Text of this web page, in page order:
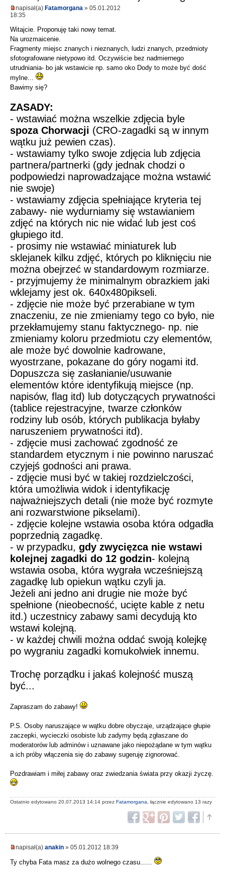
napisał(a) Fatamorgana » 05.01.2012
18:35
Witajcie. Proponuję taki nowy temat.
Na urozmaicenie.
Fragmenty miejsc znanych i nieznanych, ludzi znanych, przedmioty
sfotografowane nietypowo itd. Oczywiście bez nadmiernego
utrudniania- bo jak wstawicie np. samo oko Dody to może być dość
mylne...
Bawimy się?
ZASADY:
- wstawiać można wszelkie zdjęcia byle
spoza Chorwacji (CRO-zagadki są w innym
wątku już pewien czas).
- wstawiamy tylko swoje zdjęcia lub zdjęcia
partnera/partnerki (gdy jednak chodzi o
podpowiedzi naprowadzające można wstawić
nie swoje)
- wstawiamy zdjęcia spełniające kryteria tej
zabawy- nie wydurniamy się wstawianiem
zdjęć na których nic nie widać lub jest coś
głupiego itd.
- prosimy nie wstawiać miniaturek lub
sklejanek kilku zdjęć, których po kliknięciu nie
można obejrzeć w standardowym rozmiarze.
- przyjmujemy że minimalnym obrazkiem jaki
wklejamy jest ok. 640x480pikseli.
- zdjęcie nie może być przerabiane w tym
znaczeniu, ze nie zmieniamy tego co było, nie
przekłamujemy stanu faktycznego- np. nie
zmieniamy koloru przedmiotu czy elementów,
ale może być dowolnie kadrowane,
wyostrzane, pokazane do góry nogami itd.
Dopuszcza się zasłanianie/usuwanie
elementów które identyfikują miejsce (np.
napisów, flag itd) lub dotyczących prywatności
(tablice rejestracyjne, twarze członków
rodziny lub osób, których publikacja byłaby
naruszeniem prywatności itd).
- zdjęcie musi zachować zgodność ze
standardem etycznym i nie powinno naruszać
czyjejś godności ani prawa.
- zdjęcie musi być w takiej rozdzielczości,
która umożliwia widok i identyfikację
najważniejszych detali (nie może być rozmyte
ani rozwarstwione pikselami).
- zdjęcie kolejne wstawia osoba która odgadła
poprzednią zagadkę.
- w przypadku, gdy zwycięzca nie wstawi
kolejnej zagadki do 12 godzin- kolejną
wstawia osoba, która wygrała wcześniejszą
zagadkę lub opiekun wątku czyli ja.
Jeżeli ani jedno ani drugie nie może być
spełnione (nieobecność, ucięte kable z netu
itd.) uczestnicy zabawy sami decydują kto
wstawi kolejną.
- w każdej chwili można oddać swoją kolejkę
po wygraniu zagadki komukolwiek innemu.
Trochę porządku i jakaś kolejność muszą
być...
Zapraszam do zabawy!
P.S. Osoby naruszające w wątku dobre obyczaje, urządzające głupie
zaczepki, wycieczki osobiste lub zadymy będą zgłaszane do
moderatorów lub adminów i uznawane jako niepożądane w tym wątku
a ich próby włączenia się do zabawy sugeruję zignorować.
Pozdrawiam i miłej zabawy oraz zwiedzania świata przy okazji życzę.
Ostatnio edytowano 20.07.2013 14:14 przez Fatamorgana , łącznie edytowano 13 razy
napisał(a) anakin » 05.01.2012 18:39
Ty chyba Fata masz za dużo wolnego czasu......